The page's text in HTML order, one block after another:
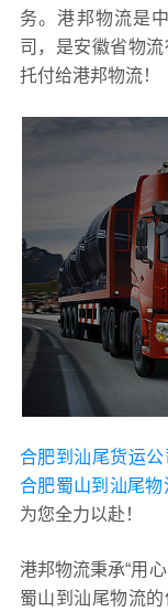
务。港邦物流是
司，是安徽省物
托付给港邦物流！
合肥到汕尾货运公
合肥蜀山到汕尾物
为您全力以赴！
港邦物流秉承“用
蜀山到汕尾物流